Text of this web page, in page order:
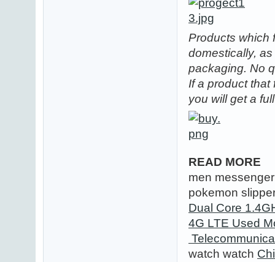
Products which
domestically,
packaging. No
If a product that
you will get a
READ MORE
men
pokemon
Dual Core
4G LTE Used
watch watch